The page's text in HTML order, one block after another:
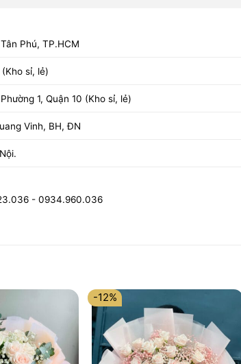
Phú, TP.HCM
(Kho sỉ, lẻ)
1, Quận 10 (Kho sỉ, lẻ)
Vinh, BH, ĐN
- 0934.960.036
-12%